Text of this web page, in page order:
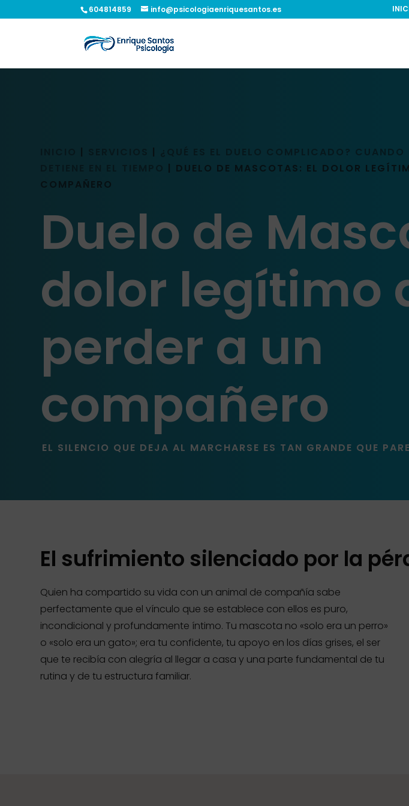
604814859 info@psicologiaenriquesantos.es
| |
¿QUÉ ES EL DUELO COMPLICADO?
| DUELO DE MASCOTAS: EL DOLOR
COMPAÑERO
Duelo de
dolor legítimo
perder a un
compañero
EL SILENCIO QUE DEJA AL MARCHARSE ES TAN GRANDE QUE
El sufrimiento silenciado por la
Quien ha compartido su vida con un animal de compañía sabe
perfectamente que el vínculo que se establece con ellos es puro,
incondicional y profundamente íntimo. Tu mascota no «solo era un perro»
o «solo era un gato»; era tu confidente, tu apoyo en los días grises, el ser
que te recibía con alegría al llegar a casa y una parte fundamental de tu
rutina y de tu estructura familiar.